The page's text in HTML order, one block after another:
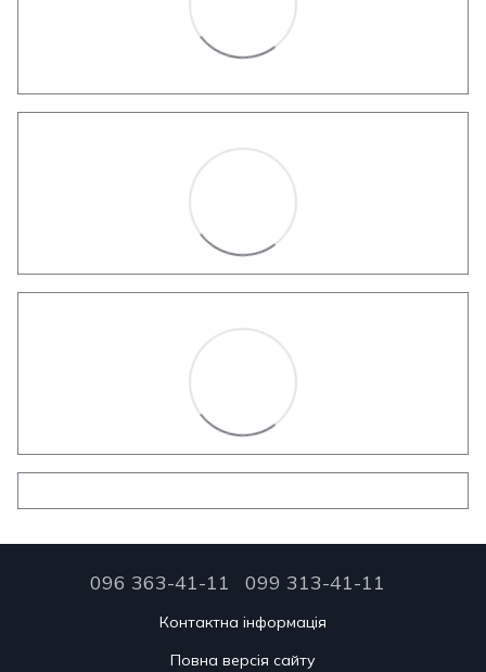
096 363-41-11 099 313-41-11
Контактна інформація
Повна версія сайту